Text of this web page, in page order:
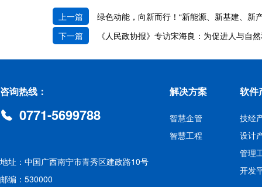
上一篇
绿色动能，向新而行！“新能源、新基建、新
下一篇
《人民政协报》专访宋海良：为促进人与自
咨询热线：
0771-5699788
地址：中国广西南宁市青秀区建政路10号
邮编：530000
软件
技经
设计
管理
开发
解决方案
智慧企管
智慧工程